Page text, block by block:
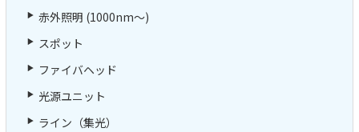
赤外照明 (1000nm～)
スポット
ファイバヘッド
光源ユニット
ライン（集光）